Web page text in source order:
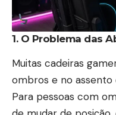
1. O Problema das
Muitas cadeiras
ombros e no assento
Para pessoas com